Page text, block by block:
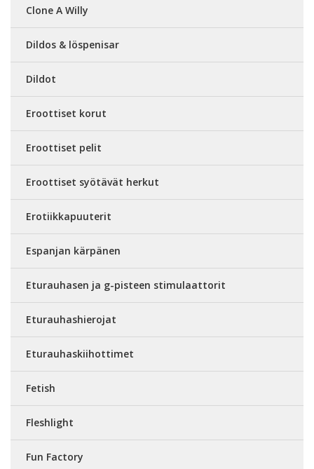
Clone A Willy
Dildos & löspenisar
Dildot
Eroottiset korut
Eroottiset pelit
Eroottiset syötävät herkut
Erotiikkapuuterit
Espanjan kärpänen
Eturauhasen ja g-pisteen stimulaattorit
Eturauhashierojat
Eturauhaskiihottimet
Fetish
Fleshlight
Fun Factory